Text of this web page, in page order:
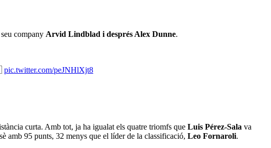
company Arvid Lindblad i després Alex Dunne.
pic.twitter.com/peJNHlXjt8
curta. Amb tot, ja ha igualat els quatre triomfs que Luis Pérez-Sala va
amb 95 punts, 32 menys que el líder de la classificació, Leo Fornaroli.